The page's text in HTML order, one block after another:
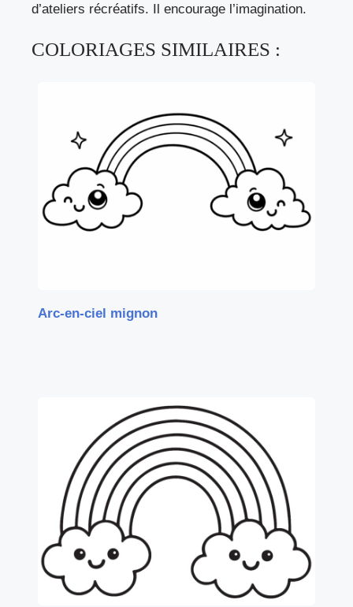
d’ateliers récréatifs. Il encourage l’imagination.
COLORIAGES SIMILAIRES :
Arc-en-ciel mignon